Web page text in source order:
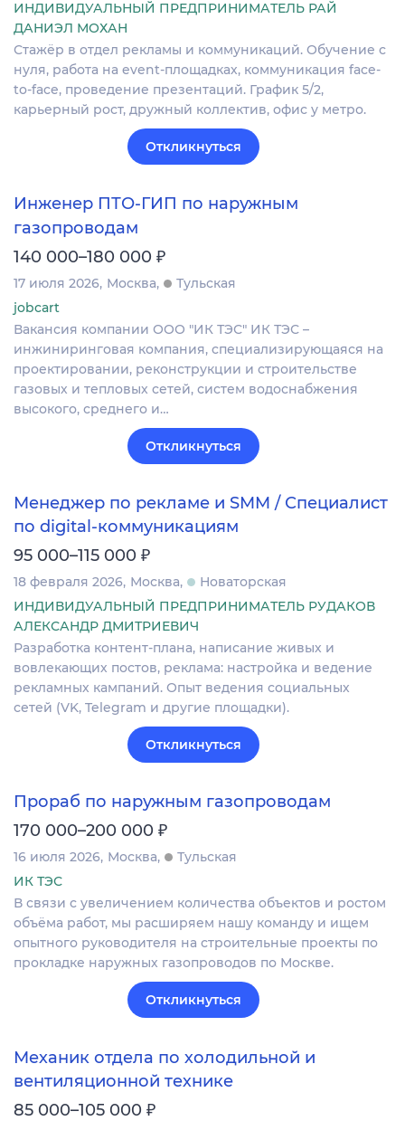
ИНДИВИДУАЛЬНЫЙ ПРЕДПРИНИМАТЕЛЬ РАЙ
ДАНИЭЛ МОХАН
Стажёр в отдел рекламы и коммуникаций. Обучение с
нуля, работа на event-площадках, коммуникация face-
to-face, проведение презентаций. График 5/2,
карьерный рост, дружный коллектив, офис у метро.
Откликнуться
Инженер ПТО-ГИП по наружным
газопроводам
140 000–180 000 ₽
17 июля 2026 Москва
Тульская
jobcart
Вакансия компании ООО "ИК ТЭС" ИК ТЭС –
инжиниринговая компания, специализирующаяся на
проектировании, реконструкции и строительстве
газовых и тепловых сетей, систем водоснабжения
высокого, среднего и…
Откликнуться
Менеджер по рекламе и SMM / Специалист
по digital-коммуникациям
95 000–115 000 ₽
18 февраля 2026 Москва
Новаторская
ИНДИВИДУАЛЬНЫЙ ПРЕДПРИНИМАТЕЛЬ РУДАКОВ
АЛЕКСАНДР ДМИТРИЕВИЧ
Разработка контент-плана, написание живых и
вовлекающих постов, реклама: настройка и ведение
рекламных кампаний. Опыт ведения социальных
сетей (VK, Telegram и другие площадки).
Откликнуться
Прораб по наружным газопроводам
170 000–200 000 ₽
16 июля 2026 Москва
Тульская
ИК ТЭС
В связи с увеличением количества объектов и ростом
объёма работ, мы расширяем нашу команду и ищем
опытного руководителя на строительные проекты по
прокладке наружных газопроводов по Москве.
Откликнуться
Механик отдела по холодильной и
вентиляционной технике
85 000–105 000 ₽